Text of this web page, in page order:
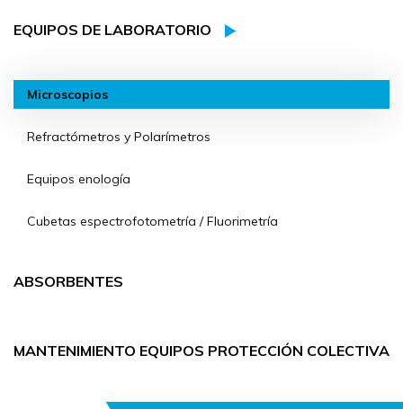
EQUIPOS DE LABORATORIO
Microscopios
Refractómetros y Polarímetros
Equipos enología
Cubetas espectrofotometría / Fluorimetría
ABSORBENTES
MANTENIMIENTO EQUIPOS PROTECCIÓN COLECTIVA